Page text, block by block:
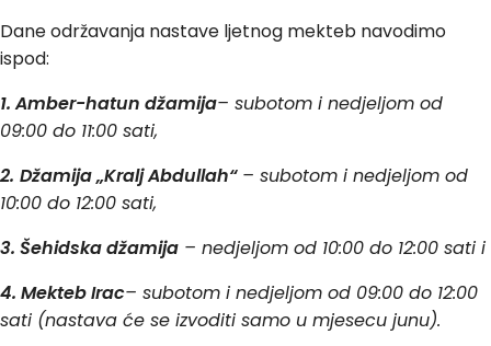
Dane održavanja nastave ljetnog mekteb navodimo
ispod:
1. Amber-hatun džamija– subotom i nedjeljom od
09:00 do 11:00 sati,
2. Džamija „Kralj Abdullah“ – subotom i nedjeljom od
10:00 do 12:00 sati,
3. Šehidska džamija – nedjeljom od 10:00 do 12:00 sati i
4. Mekteb Irac– subotom i nedjeljom od 09:00 do 12:00
sati (nastava će se izvoditi samo u mjesecu junu).